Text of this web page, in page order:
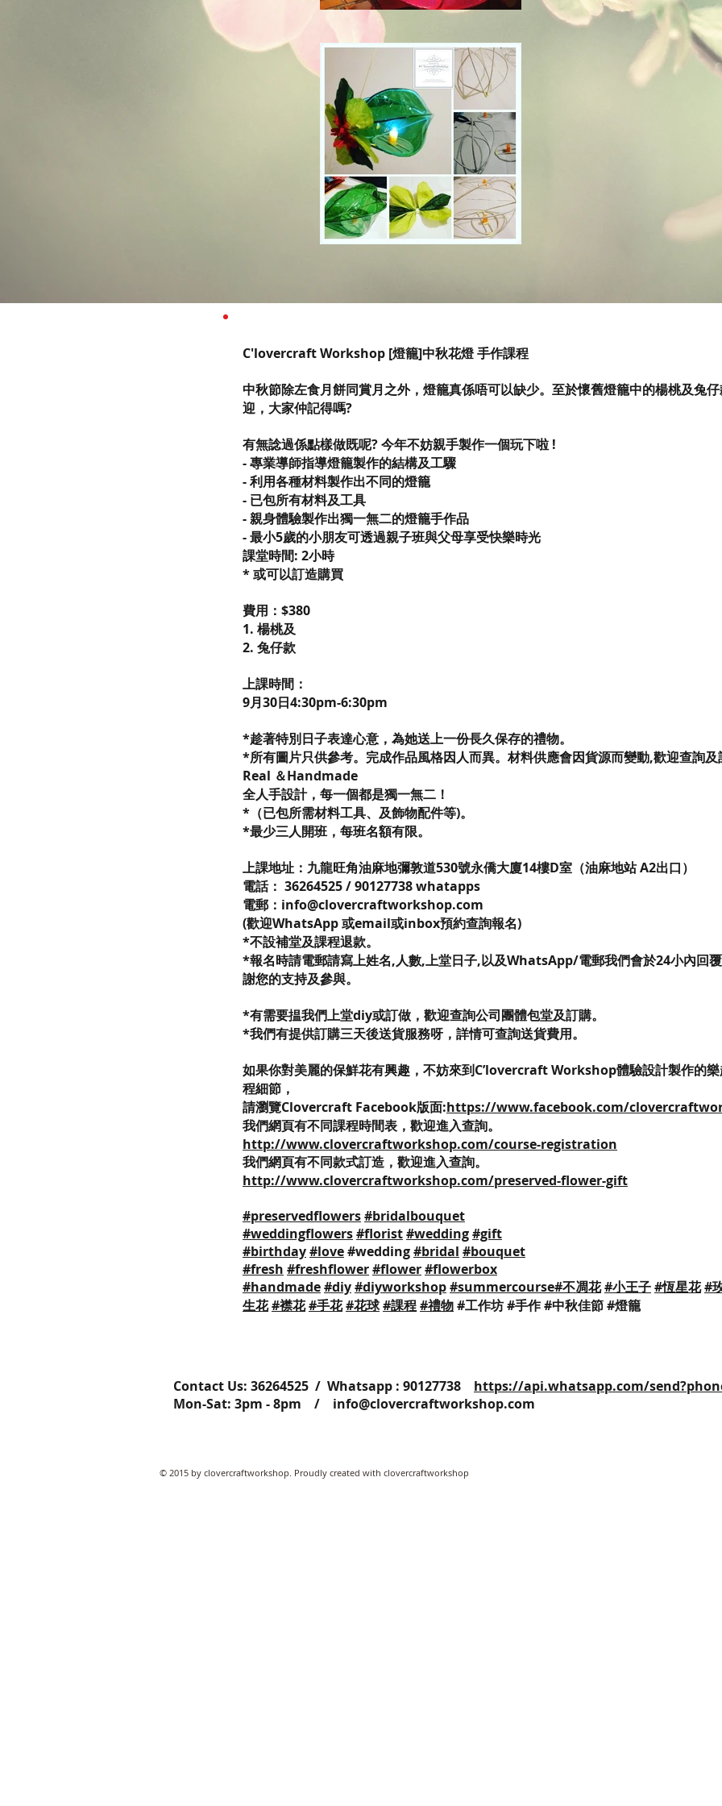
C'lovercraft Workshop [燈籠]中秋花燈 手作課程
中秋節除左食月餅同賞月之外，燈籠真係唔可以缺少。至於懷舊燈籠中的楊桃及兔
迎，大家仲記得嗎?
有無諗過係點樣做既呢? 今年不妨親手製作一個玩下啦 !
- 專業導師指導燈籠製作的結構及工驟
- 利用各種材料製作出不同的燈籠
- 已包所有材料及工具
- 親身體驗製作出獨一無二的燈籠手作品
- 最小5歲的小朋友可透過親子班與父母享受快樂時光
課堂時間: 2小時
* 或可以訂造購買
費用：$380
1. 楊桃及
2. 兔仔款
上課時間：
9月30日4:30pm-6:30pm
*趁著特別日子表達心意，為她送上一份長久保存的禮物。
*所有圖片只供參考。完成作品風格因人而異。材料供應會因貨源而變動,歡迎查詢
Real ＆Handmade
全人手設計，每一個都是獨一無二！
*（已包所需材料工具、及飾物配件等)。
*最少三人開班，每班名額有限。
上課地址：九龍旺角油麻地彌敦道530號永僑大廈14樓D室（油麻地站 A2出口）
電話： 36264525 / 90127738 whatapps
電郵：info@clovercraftworkshop.com
(歡迎WhatsApp 或email或inbox預約查詢報名)
*不設補堂及課程退款。
*報名時請電郵請寫上姓名,人數,上堂日子,以及WhatsApp/電郵我們會於24小內回
謝您的支持及參與。
*有需要揾我們上堂diy或訂做，歡迎查詢公司團體包堂及訂購。
*我們有提供訂購三天後送貨服務呀，詳情可查詢送貨費用。
如果你對美麗的保鮮花有興趣，不妨來到C’lovercraft Workshop體驗設計製作的
程細節，
請瀏覽Clovercraft Facebook版面:https://www.facebook.com/
我們網頁有不同課程時間表，歡迎進入查詢。
http://www.clovercraftworkshop.com/course-registration
我們網頁有不同款式訂造，歡迎進入查詢。
http://www.clovercraftworkshop.com/preserved-flower-gift
#preservedflowers#bridalbouquet
#weddingflowers#florist#wedding#gift
#birthday#love#wedding#bridal #bouquet
#fresh #freshflower#flower#flowerbox
#handmade#diy#diyworkshop#summercourse#不凋花#小王子#恆星花#
生花#襟花#手花#花球#課程#禮物#工作坊 #手作 #中秋佳節 #燈籠
Contact Us: ​​​​​​​​​​​​​​​​​​​​36264525 / Whatsapp : 90127738 https://api.whatsapp.com/
Mon-Sat: 3pm - 8pm / info@clovercraftworkshop.com
© 2015 by clovercraftworkshop. Proudly created with clovercraftworkshop